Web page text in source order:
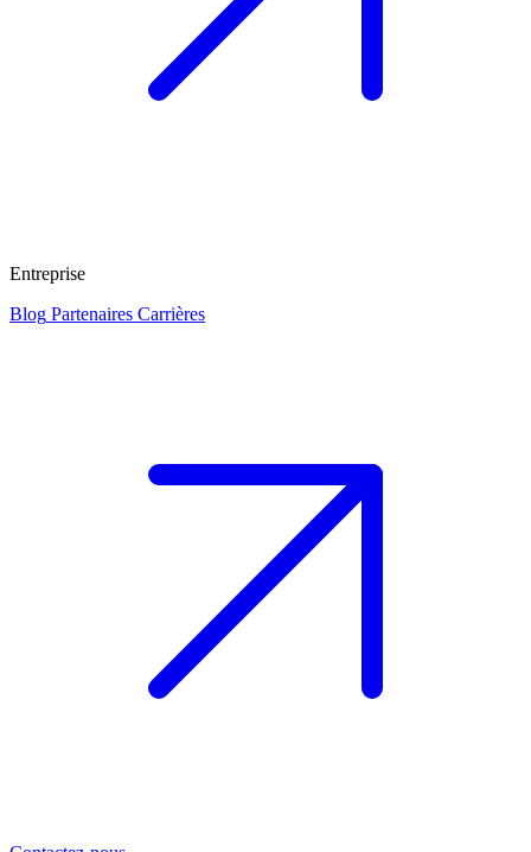
Entreprise
Blog Partenaires Carrières